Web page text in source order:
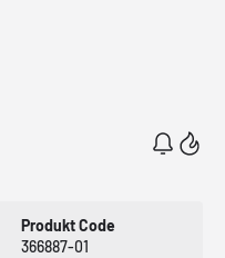
Produkt Code
366887-01